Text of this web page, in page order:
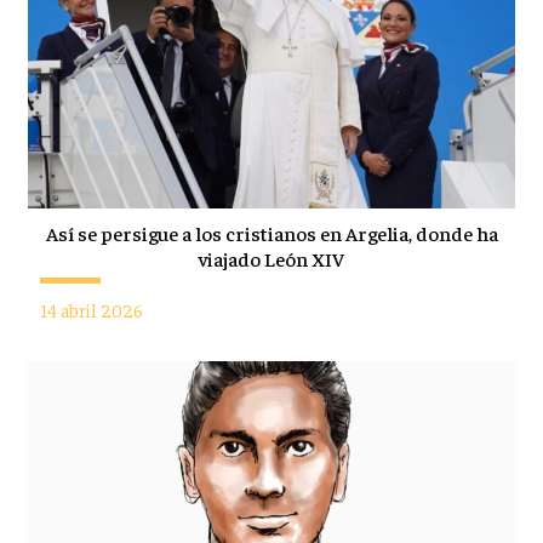
Así se persigue a los cristianos en Argelia, donde ha
viajado León XIV
14 abril 2026